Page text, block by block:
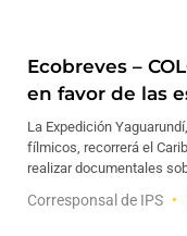
Ecobreves –
en favor de las
La Expedición
fílmicos, recorrerá el
realizar documentales
Corresponsal de IPS